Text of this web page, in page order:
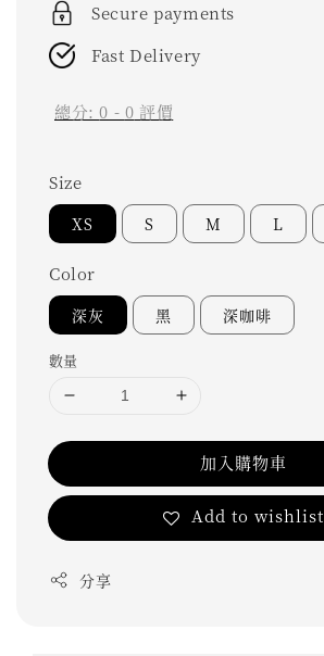
Secure payments
Fast Delivery
總分:0 - 0 評價
Size
XS S M L
Color
深灰 黑 深咖啡
數量
加入購物車
Add to wishlist
分享